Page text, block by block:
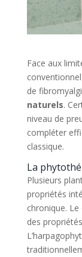
Face aux
de
naturels.
niveau de
compléter
classique.
La
Plusieurs
propriétés
chronique.
des